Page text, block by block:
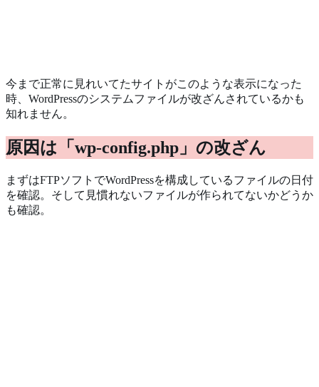
今まで正常に見れいてたサイトがこのような表示になった
時、WordPressのシステムファイルが改ざんされているかも
知れません。
原因は「wp-config.php」の改ざん
まずはFTPソフトでWordPressを構成しているファイルの日付
を確認。そして見慣れないファイルが作られてないかどうか
も確認。